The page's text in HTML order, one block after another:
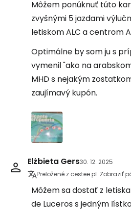
Môžem ponúknuť túto
zvyšnými 5 jazdami
letiskom ALC a centrom
Optimálne by som ju s
vymenil "ako na
MHD s nejakým
zaujímavý kupón.
Elżbieta Gers30. 12. 2025
Preložené z cestee.pl Zobraziť
Môžem sa dostať z
de Luceros s jedným